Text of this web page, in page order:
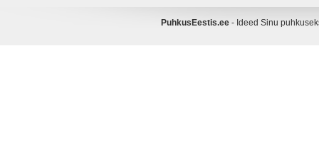
PuhkusEestis.ee- Ideed Sinu